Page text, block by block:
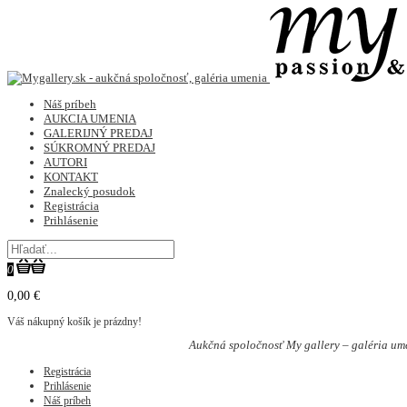
Náš príbeh
AUKCIA UMENIA
GALERIJNÝ PREDAJ
SÚKROMNÝ PREDAJ
AUTORI
KONTAKT
Znalecký posudok
Registrácia
Prihlásenie
0
0,00 €
Váš nákupný košík je prázdny!
Aukčná spoločnosť My gallery – galéria
Registrácia
Prihlásenie
Náš príbeh